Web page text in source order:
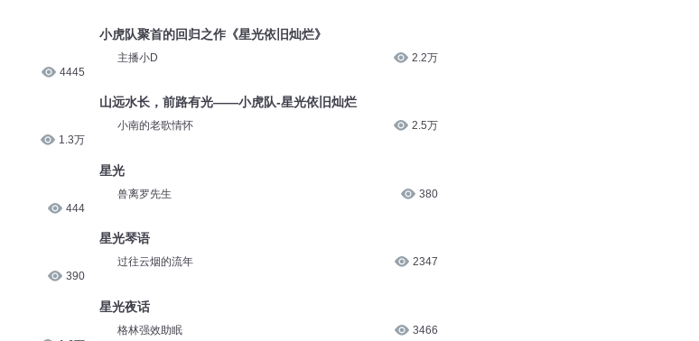
4445
1.3万
444
390
小虎队聚首的回归之作《星光依旧灿烂》
主播小D 2.2万
山远水长，前路有光——小虎队-星光依旧灿烂
小南的老歌情怀 2.5万
星光
兽离罗先生 380
星光琴语
过往云烟的流年 2347
星光夜话
格林强效助眠 3466